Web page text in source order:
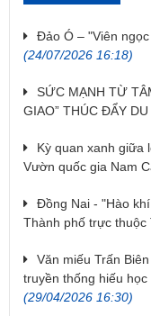
Đảo Ó – "Viên
(24/07/2026 16:18)
SỨC MẠNH TỪ
GIAO” THÚC ĐẨY
Kỳ quan xanh giữa
Vườn quốc gia Nam
Đồng Nai - "Hào
Thành phố trực
Văn miếu Trấn
truyền thống hiếu
(29/04/2026 16:30)